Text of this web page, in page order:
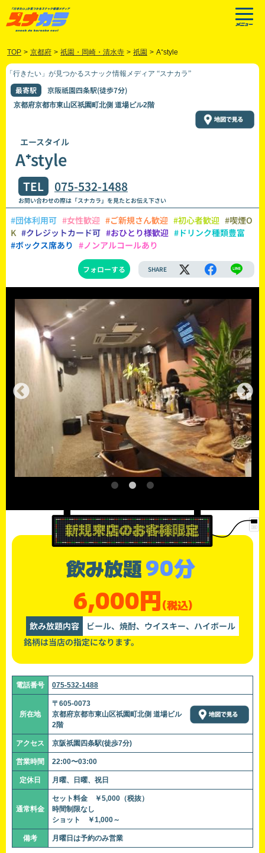
TOP > 京都府 > 祇園・岡崎・清水寺 > 祇園 > A⁺style
「行きたい」が見つかるスナック情報メディア “スナカラ”
最寄駅 京阪祇園四条駅(徒歩7分)
京都府京都市東山区祇園町北側 道場ビル2階
エースタイル
A⁺style
TEL 075-532-1488
お問い合わせの際は「スナカラ」を見たとお伝え下さい
#団体利用可 #女性歓迎 #ご新規さん歓迎 #初心者歓迎 #喫煙O
K #クレジットカード可 #おひとり様歓迎 #ドリンク種類豊富
#ボックス席あり #ノンアルコールあり
フォローする SHARE
飲み放題90分
6,000円(税込)
飲み放題内容
ビール、焼酎、ウイスキー、ハイボール
銘柄は当店の指定になります。
電話番号 075-532-1488
所在地
〒605-0073
京都府京都市東山区祇園町北側 道場ビル
2階
アクセス 京阪祇園四条駅(徒歩7分)
営業時間 22:00〜03:00
定休日 月曜、日曜、祝日
通常料金
セット料金 ￥5,000（税抜）
時間制限なし
ショット ￥1,000～
備考 月曜日は予約のみ営業